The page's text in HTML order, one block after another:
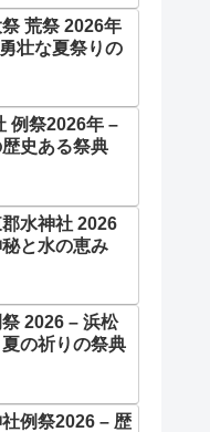
荒祭 2026年
壮な夏祭りの
例祭2026年 –
史ある祭典
水神社 2026
と水の恵み
2026 – 浜松
の祈りの祭典
例祭2026 – 歴